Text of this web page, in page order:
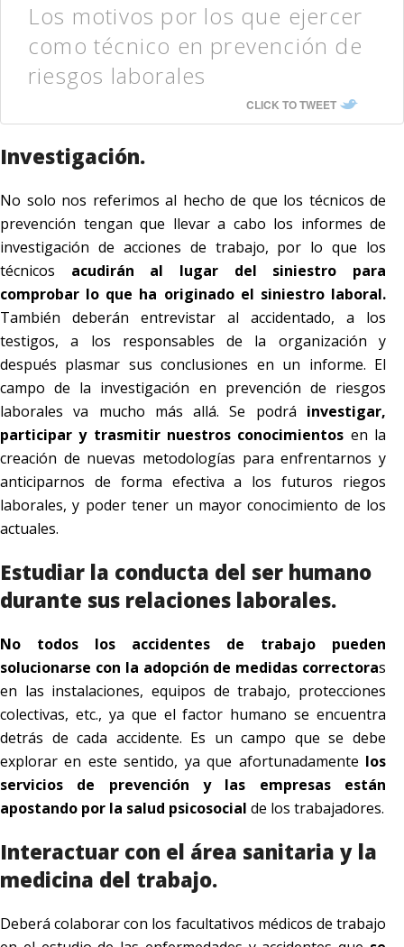
Los motivos por los que ejercer
como técnico en prevención de
riesgos laborales
CLICK TO TWEET
Investigación.
No solo nos referimos al hecho de que los técnicos de
prevención tengan que llevar a cabo los informes de
investigación de acciones de trabajo, por lo que los
técnicos acudirán al lugar del siniestro para
comprobar lo que ha originado el siniestro laboral.
También deberán entrevistar al accidentado, a los
testigos, a los responsables de la organización y
después plasmar sus conclusiones en un informe. El
campo de la investigación en prevención de riesgos
laborales va mucho más allá. Se podrá investigar,
participar y trasmitir nuestros conocimientos en la
creación de nuevas metodologías para enfrentarnos y
anticiparnos de forma efectiva a los futuros riegos
laborales, y poder tener un mayor conocimiento de los
actuales.
Estudiar la conducta del ser humano
durante sus relaciones laborales.
No todos los accidentes de trabajo pueden
solucionarse con la adopción de medidas correctoras
en las instalaciones, equipos de trabajo, protecciones
colectivas, etc., ya que el factor humano se encuentra
detrás de cada accidente. Es un campo que se debe
explorar en este sentido, ya que afortunadamente los
servicios de prevención y las empresas están
apostando por la salud psicosocial de los trabajadores.
Interactuar con el área sanitaria y la
medicina del trabajo.
Deberá colaborar con los facultativos médicos de trabajo